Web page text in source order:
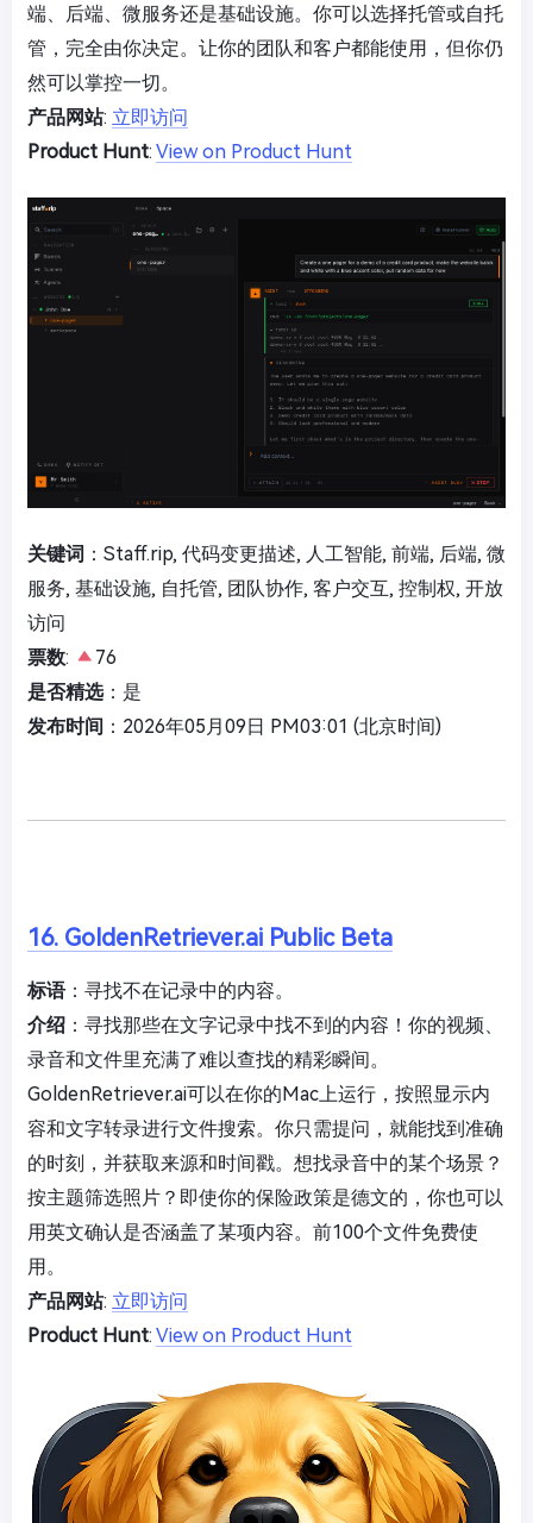
端、后端、微服务还是基础设施。你可以选择托管或自托
管，完全由你决定。让你的团队和客户都能使用，但你仍
然可以掌控一切。
产品网站: 立即访问
Product Hunt: View on Product Hunt
关键词 ：Staff.rip, 代码变更描述, 人工智能, 前端, 后端, 微
服务, 基础设施, 自托管, 团队协作, 客户交互, 控制权, 开放
访问
票数:
76
是否精选：是
发布时间 ：2026年05月09日 PM03:01 (北京时间)
16. GoldenRetriever.ai Public Beta
标语：寻找不在记录中的内容。
介绍 ：寻找那些在文字记录中找不到的内容！你的视频、
录音和文件里充满了难以查找的精彩瞬间。
GoldenRetriever.ai可以在你的Mac上运行，按照显示内
容和文字转录进行文件搜索。你只需提问，就能找到准确
的时刻，并获取来源和时间戳。想找录音中的某个场景？
按主题筛选照片？即使你的保险政策是德文的，你也可以
用英文确认是否涵盖了某项内容。前100个文件免费使
用。
产品网站: 立即访问
Product Hunt: View on Product Hunt